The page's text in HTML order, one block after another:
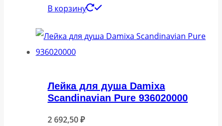
В корзину
Лейка для душа Damixa
Scandinavian Pure 936020000
2 692,50₽